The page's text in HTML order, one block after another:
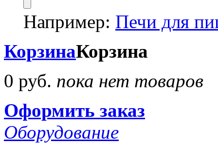
Например: Печи для
КорзинаКорзина
0 руб. пока нет товаров
Оформить заказ
Оборудование